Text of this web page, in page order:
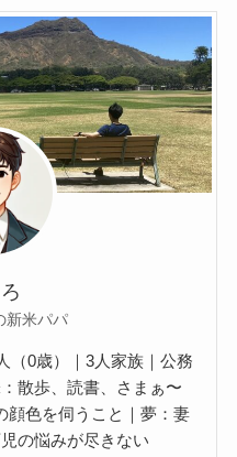
新米パパ
（0歳）｜3人家族｜公務
散歩、読書、さまぁ〜
顔色を伺うこと｜夢：妻
の悩みが尽きない